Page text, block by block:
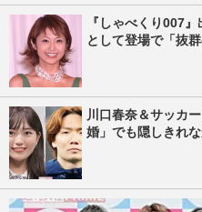
『しゃべくり007
として登場で「抜
川口春奈＆サッカ
婚」でも隠しきれ